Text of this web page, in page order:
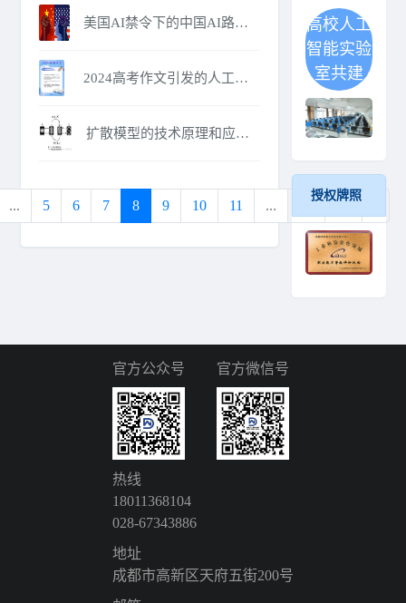
美国AI禁令下的中国AI路在何方？
2024高考作文引发的人工智能争议
扩散模型的技术原理和应用价值
... 5 6 7 8 9 10 11 ... 18 19
高校人工
智能实验
室共建
授权牌照
官方公众号 官方微信号
热线
18011368104
028-67343886
地址
成都市高新区天府五街200号